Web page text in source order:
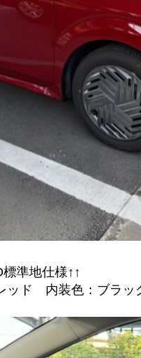
準地仕様↑↑
ッド 内装色：ブラッ